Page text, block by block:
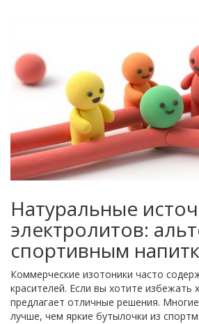
Натуральные
электролитов:
спортивным
Коммерческие изотоники часто
красителей. Если вы хотите избежать
предлагает отличные решения.
лучше, чем яркие бутылочки из